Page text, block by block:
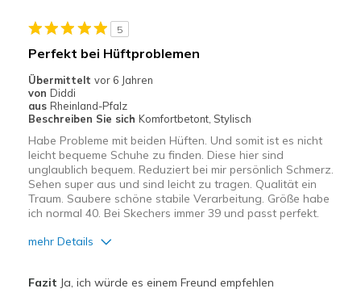
Freizeitkleidung
Breite
Größe
Meine Meinung zu Schuhen
Ich liebe Schuhe
5
Perfekt bei Hüftproblemen
Übermittelt vor 6 Jahren
von Diddi
aus Rheinland-Pfalz
Beschreiben Sie sich Komfortbetont, Stylisch
Habe Probleme mit beiden Hüften. Und somit ist es nicht
leicht bequeme Schuhe zu finden. Diese hier sind
unglaublich bequem. Reduziert bei mir persönlich Schmerz.
Sehen super aus und sind leicht zu tragen. Qualität ein
Traum. Saubere schöne stabile Verarbeitung. Größe habe
ich normal 40. Bei Skechers immer 39 und passt perfekt.
mehr Details
Fazit Ja, ich würde es einem Freund empfehlen